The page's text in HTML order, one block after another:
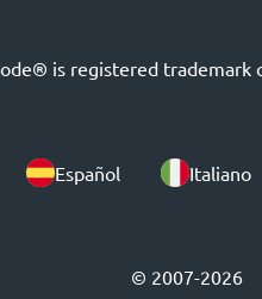
is registered trademark
Español Italiano
© 2007-2026